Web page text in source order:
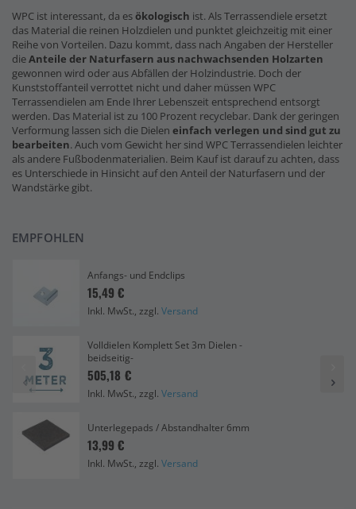
WPC ist interessant, da esökologisch ist. Als Terrassendiele ersetzt
das Material die reinen Holzdielen und punktet gleichzeitig mit einer
Reihe von Vorteilen. Dazu kommt, dass nach Angaben der Hersteller
dieAnteile der Naturfasern aus nachwachsenden Holzarten
gewonnen wird oder aus Abfällen der Holzindustrie. Doch der
Kunststoffanteil verrottet nicht und daher müssen WPC
Terrassendielen am Ende Ihrer Lebenszeit entsprechend entsorgt
werden. Das Material ist zu 100 Prozent recyclebar. Dank der geringen
Verformung lassen sich die Dielen einfach verlegen und sind gut zu
bearbeiten. Auch vom Gewicht her sind WPC Terrassendielen leichter
als andere Fußbodenmaterialien. Beim Kauf ist darauf zu achten, dass
es Unterschiede in Hinsicht auf den Anteil der Naturfasern und der
Wandstärke gibt.
EMPFOHLEN
Anfangs- und Endclips
15,49 €
Inkl. MwSt., zzgl. Versand
Volldielen Komplett Set 3m Dielen -
beidseitig-
505,18 €
Inkl. MwSt., zzgl. Versand
Unterlegepads / Abstandhalter 6mm
13,99 €
Inkl. MwSt., zzgl. Versand